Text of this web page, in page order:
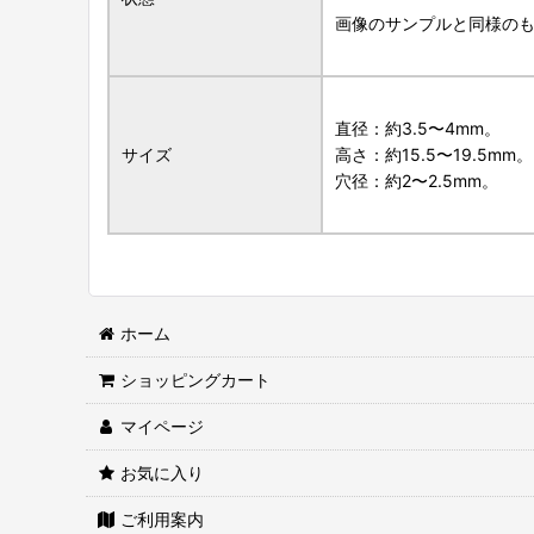
画像のサンプルと同様の
サイズ
直径：約3.5〜4mm。
高さ：約15.5〜19.5mm。
穴径：約2〜2.5mm。
ホーム
ショッピングカート
マイページ
お気に入り
ご利用案内